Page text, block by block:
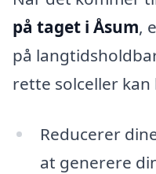
på taget i Åsum,
på
rette solceller
Reducerer
at generere